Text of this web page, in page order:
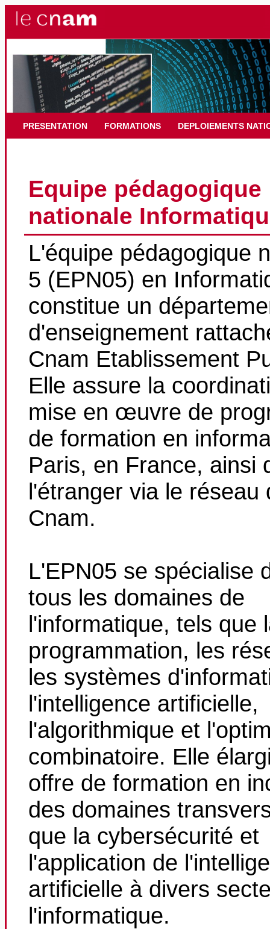
PRESENTATION FORMATIONS DEPLOIEMENTS
Equipe pédagogique
nationale
L'équipe pédagogique
5 (EPN05) en
constitue un
d'enseignement
Cnam Etablissement
Elle assure la
mise en œuvre de
de formation en
Paris, en France, ainsi
l'étranger via le réseau
Cnam.
L'EPN05 se spécialise
tous les domaines de
l'informatique, tels que
programmation, les
les systèmes
l'intelligence artificielle,
l'algorithmique et
combinatoire. Elle
offre de formation en
des domaines
que la cybersécurité et
l'application de
artificielle à divers
l'informatique.